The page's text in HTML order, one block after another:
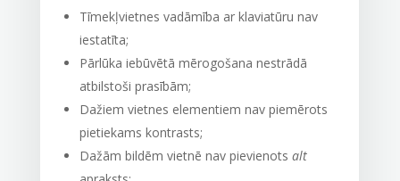
Tīmekļvietnes vadāmība ar klaviatūru nav
iestatīta;
Pārlūka iebūvētā mērogošana nestrādā
atbilstoši prasībām;
Dažiem vietnes elementiem nav piemērots
pietiekams kontrasts;
Dažām bildēm vietnē nav pievienots alt